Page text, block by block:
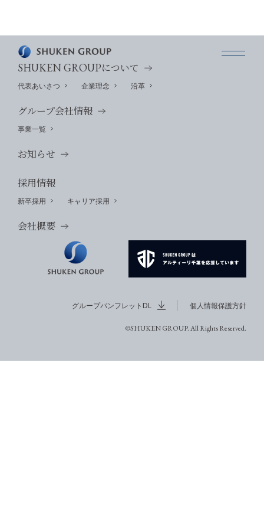
SHUKEN GROUPについて
代表あいさつ 企業理念 沿革
グループ会社情報
事業一覧
お知らせ
採用情報
新卒採用 キャリア採用
会社概要
グループパンフレットDL 個人情報保護方針
©SHUKEN GROUP. All Rights Reserved.